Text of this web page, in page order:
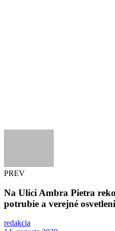
PREV
Na Ulici Ambra Pietra
potrubie a verejné
redakcia